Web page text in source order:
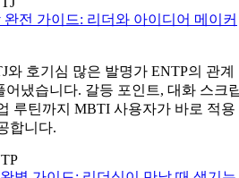
완전 가이드: 리더와 아이디어 메이커
와 호기심 많은 발명가 ENTP의 관계
어냈습니다. 갈등 포인트, 대화 스크
루틴까지 MBTI 사용자가 바로 적용
합니다.